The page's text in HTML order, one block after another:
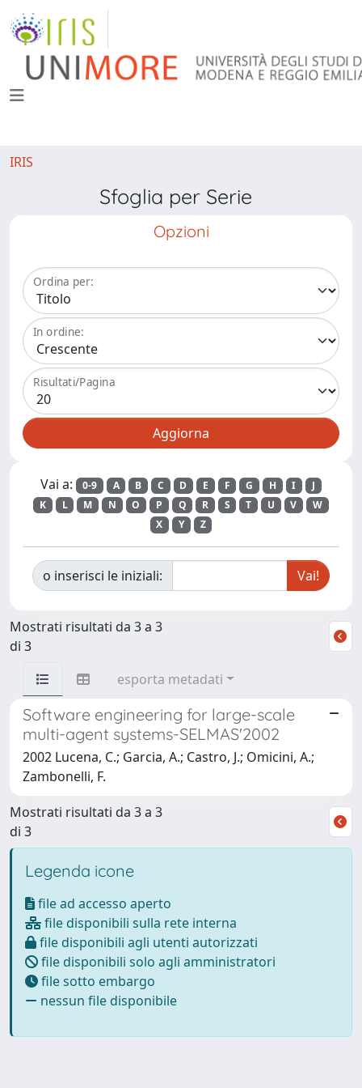
IRIS
Sfoglia per Serie
Opzioni
Ordina per:
In ordine:
Risultati/Pagina
Vai a: 0-9 A B C D E F G H I
J
K
L M N O P Q R S T U V
W
X
Y Z
o inserisci le iniziali:
Mostrati risultati da 3 a 3
di 3
esporta metadati
Software engineering for large-scale
multi-agent systems-SELMAS'2002
2002 Lucena, C.; Garcia, A.; Castro, J.; Omicini, A.;
Zambonelli, F.
Mostrati risultati da 3 a 3
di 3
Legenda icone
file ad accesso aperto
file disponibili sulla rete interna
file disponibili agli utenti autorizzati
file disponibili solo agli amministratori
file sotto embargo
nessun file disponibile